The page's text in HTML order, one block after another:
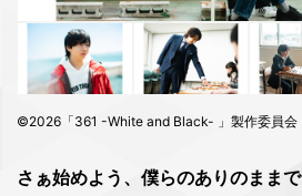
©2026「361 -White and Black- 」製作委員会
さぁ始めよう、僕らのありのままで